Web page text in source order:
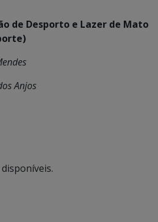
de Desporto e Lazer de Mato
Anjos